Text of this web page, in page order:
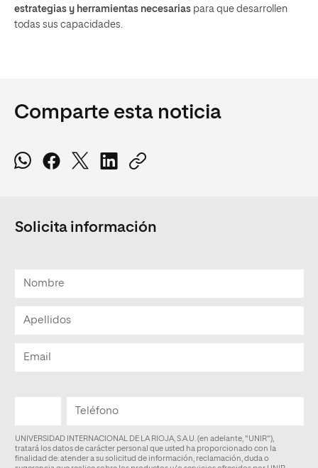
estrategias y herramientas necesarias para que desarrollen
todas sus capacidades.
Comparte esta noticia
Solicita información